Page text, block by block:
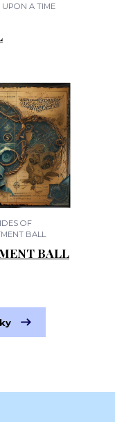
UPON A TIME
OF
BALL
BALL